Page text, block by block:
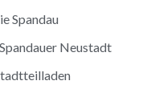
Spandau
Neustadt